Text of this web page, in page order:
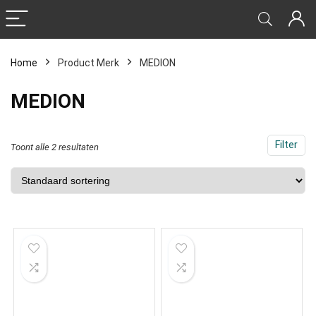
Home Product Merk ‎MEDION
‎MEDION
Filter
Toont alle 2 resultaten